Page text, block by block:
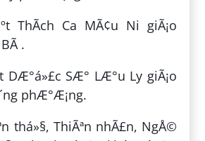
ThÃ­ch Ca MÃ¢u Ni giÃ¡o
.
DÆ°á»£c SÆ° LÆ°u Ly giÃ¡o
phÆ°Æ¡ng.
thá»§, ThiÃªn nhÃ£n, NgÅ©